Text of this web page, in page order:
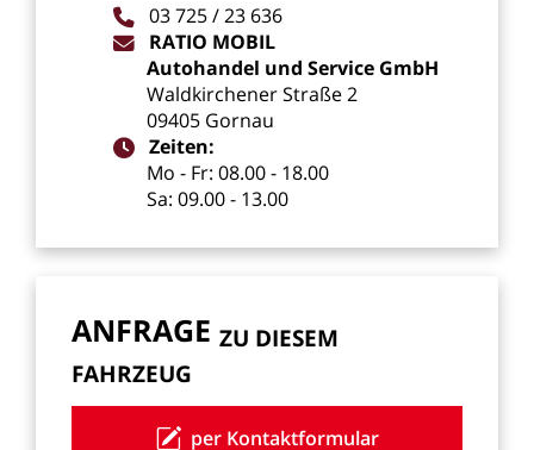
03725/23 636
RATIO MOBIL
Autohandel und Service GmbH
WaldkirchenerStraße2
09405 Gornau
Zeiten:
Mo - Fr: 08.00- 18.00
Sa: 09.00- 13.00
ANFRAGE ZU DIESEM
FAHRZEUG
per Kontaktformular